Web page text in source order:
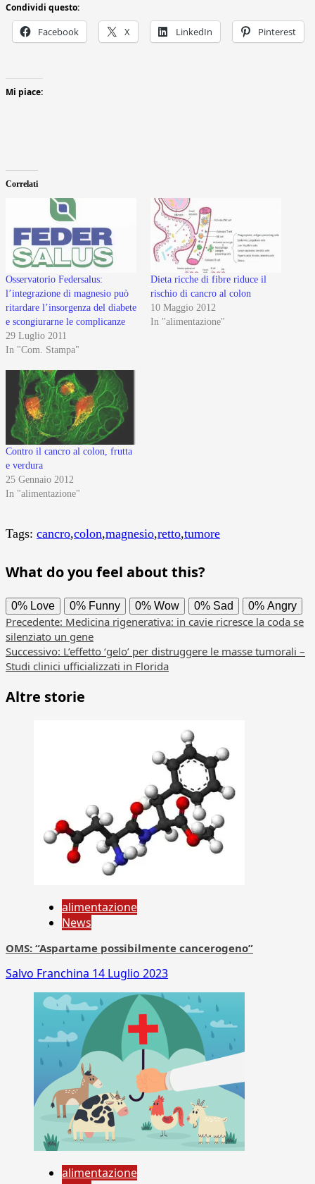
Condividi questo:
Facebook X LinkedIn Pinterest
Mi piace:
Correlati
Osservatorio Federsalus:
l’integrazione di magnesio può
ritardare l’insorgenza del diabete
e scongiurarne le complicanze
29 Luglio 2011
In "Com. Stampa"
Dieta ricche di fibre riduce il
rischio di cancro al colon
10 Maggio 2012
In "alimentazione"
Contro il cancro al colon, frutta
e verdura
25 Gennaio 2012
In "alimentazione"
Tags: cancro,colon,magnesio,retto,tumore
What do you feel about this?
0% Love 0% Funny 0% Wow 0% Sad 0% Angry
Navigazione
articolo
Precedente: Medicina rigenerativa: in cavie ricresce la coda se
silenziato un gene
Successivo: L’effetto ‘gelo’ per distruggere le masse tumorali –
Studi clinici ufficializzati in Florida
Altre storie
alimentazione
News
OMS: “Aspartame possibilmente cancerogeno”
Salvo Franchina 14 Luglio 2023
alimentazione